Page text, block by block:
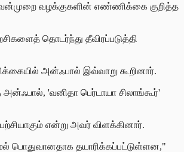
வன்முறை வழக்குகளின் எண்ணிக்கை குறித்த
தொடர்ந்து தீவிரப்படுத்தி
அன்ஃபால் இவ்வாறு கூறினார்.
'வனிதா பெர்டாயா சிலாங்கூர்'
என்று அவர் விளக்கினார்.
பொதுவானதாக தயாரிக்கப்பட்டுள்ளன,"